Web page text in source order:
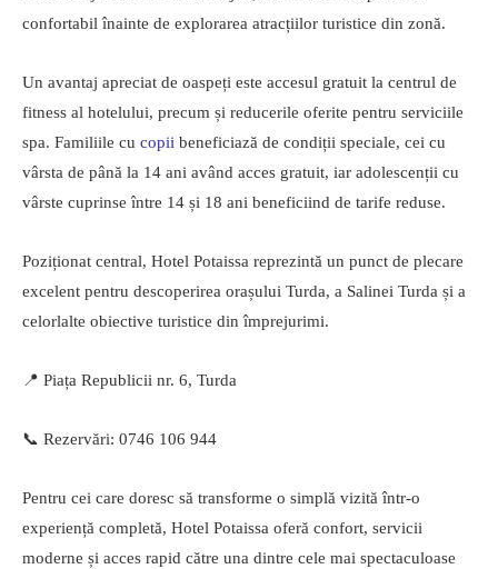
confortabil înainte de explorarea atracțiilor turistice din zonă.
Un avantaj apreciat de oaspeți este accesul gratuit la centrul de
fitness al hotelului, precum și reducerile oferite pentru serviciile
spa. Familiile cu copii beneficiază de condiții speciale, cei cu
vârsta de până la 14 ani având acces gratuit, iar adolescenții cu
vârste cuprinse între 14 și 18 ani beneficiind de tarife reduse.
Poziționat central, Hotel Potaissa reprezintă un punct de plecare
excelent pentru descoperirea orașului Turda, a Salinei Turda și a
celorlalte obiective turistice din împrejurimi.
📍 Piața Republicii nr. 6, Turda
📞 Rezervări: 0746 106 944
Pentru cei care doresc să transforme o simplă vizită într-o
experiență completă, Hotel Potaissa oferă confort, servicii
moderne și acces rapid către una dintre cele mai spectaculoase